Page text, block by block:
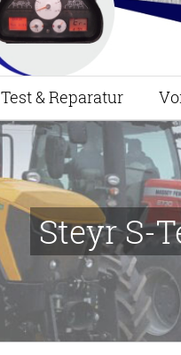
Test & Reparatur
Steyr S-